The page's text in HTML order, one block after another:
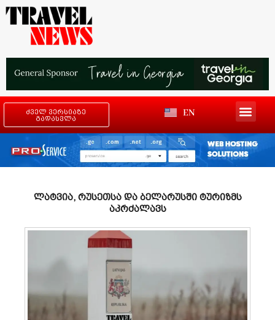
ძველ ვერსიაზე
გადასვლა
EN
ლატვია, რუსეთსა და ბელარუსში ტურიზმს
აკრძალავს